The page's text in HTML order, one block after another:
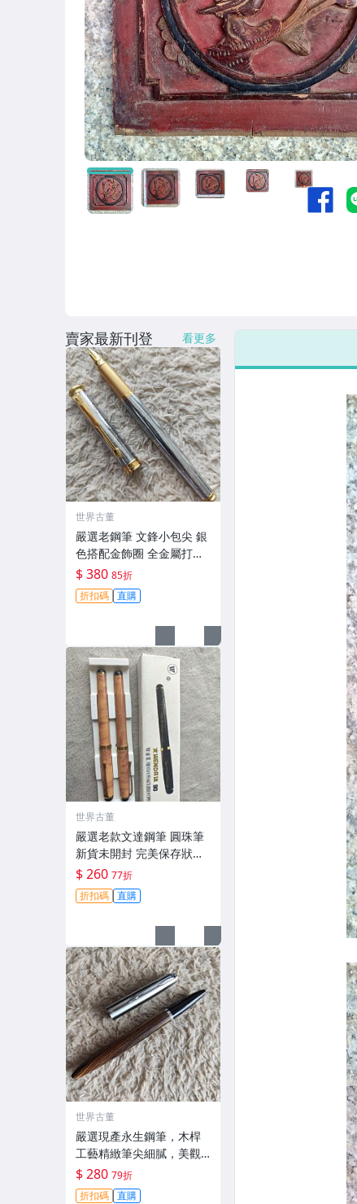
賣家最新刊登 看更多
世界古董
嚴選老鋼筆 文鋒小包尖 銀
色搭配金飾圈 全金屬打造
書寫流順 輕便好握 現貨有
限 時代錦標 收藏推薦 圓潤
飽滿 老鋼筆 圓珠筆頭 筆身
$ 380 85折
折扣碼 直購
世界古董
嚴選老款文達鋼筆 圓珠筆
新貨未開封 完美保存狀態
可收藏使用 花色獨特 絕版
鋪裝
$ 260 77折
折扣碼 直購
世界古董
嚴選現產永生鋼筆，木桿
工藝精緻筆尖細膩，美觀
花紋可收藏 永生鋼筆 工藝
木桿 鋼筆 花紋
$ 280 79折
折扣碼 直購